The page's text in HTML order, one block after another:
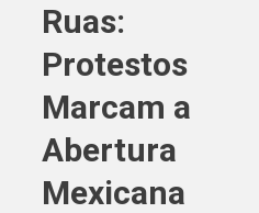
Ruas:
Protestos
Marcam a
Abertura
Mexicana